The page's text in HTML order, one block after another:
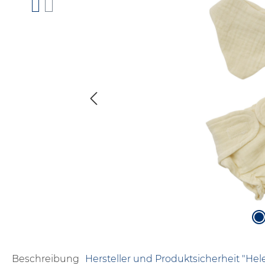
Beschreibung Hersteller und Produktsicherheit